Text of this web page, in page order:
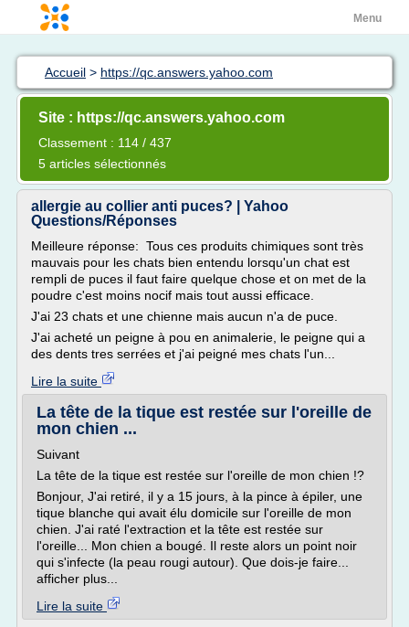
Menu
Accueil > https://qc.answers.yahoo.com
Site : https://qc.answers.yahoo.com
Classement : 114 / 437
5 articles sélectionnés
allergie au collier anti puces? | Yahoo
Questions/Réponses
Meilleure réponse: Tous ces produits chimiques sont très
mauvais pour les chats bien entendu lorsqu'un chat est
rempli de puces il faut faire quelque chose et on met de la
poudre c'est moins nocif mais tout aussi efficace.
J'ai 23 chats et une chienne mais aucun n'a de puce.
J'ai acheté un peigne à pou en animalerie, le peigne qui a
des dents tres serrées et j'ai peigné mes chats l'un...
Lire la suite
La tête de la tique est restée sur l'oreille de
mon chien ...
Suivant
La tête de la tique est restée sur l'oreille de mon chien !?
Bonjour, J'ai retiré, il y a 15 jours, à la pince à épiler, une
tique blanche qui avait élu domicile sur l'oreille de mon
chien. J'ai raté l'extraction et la tête est restée sur
l'oreille... Mon chien a bougé. Il reste alors un point noir
qui s'infecte (la peau rougi autour). Que dois-je faire...
afficher plus...
Lire la suite